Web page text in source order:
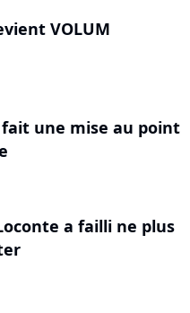
VOLUM
une mise au point
a failli ne plus